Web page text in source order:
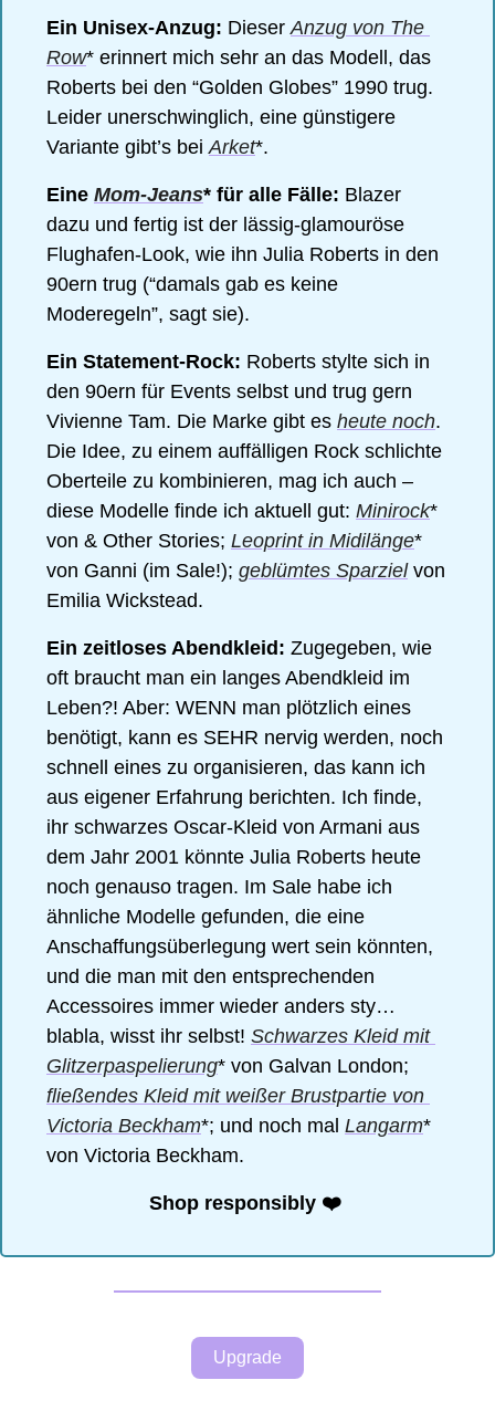
Ein Unisex-Anzug: Dieser Anzug von The
Row* erinnert mich sehr an das Modell, das
Roberts bei den “Golden Globes” 1990 trug.
Leider unerschwinglich, eine günstigere
Variante gibt’s bei Arket*.
Eine Mom-Jeans* für alle Fälle: Blazer
dazu und fertig ist der lässig-glamouröse
Flughafen-Look, wie ihn Julia Roberts in den
90ern trug (“damals gab es keine
Moderegeln”, sagt sie).
Ein Statement-Rock: Roberts stylte sich in
den 90ern für Events selbst und trug gern
Vivienne Tam. Die Marke gibt es heute noch.
Die Idee, zu einem auffälligen Rock schlichte
Oberteile zu kombinieren, mag ich auch –
diese Modelle finde ich aktuell gut: Minirock*
von & Other Stories; Leoprint in Midilänge*
von Ganni (im Sale!); geblümtes Sparziel von
Emilia Wickstead.
Ein zeitloses Abendkleid: Zugegeben, wie
oft braucht man ein langes Abendkleid im
Leben?! Aber: WENN man plötzlich eines
benötigt, kann es SEHR nervig werden, noch
schnell eines zu organisieren, das kann ich
aus eigener Erfahrung berichten. Ich finde,
ihr schwarzes Oscar-Kleid von Armani aus
dem Jahr 2001 könnte Julia Roberts heute
noch genauso tragen. Im Sale habe ich
ähnliche Modelle gefunden, die eine
Anschaffungsüberlegung wert sein könnten,
und die man mit den entsprechenden
Accessoires immer wieder anders sty…
blabla, wisst ihr selbst! Schwarzes Kleid mit
Glitzerpaspelierung
fließendes Kleid mit weißer Brustpartie von
Victoria Beckham*; und noch mal Langarm*
von Victoria Beckham.
Shop responsibly ❤️
Upgrade